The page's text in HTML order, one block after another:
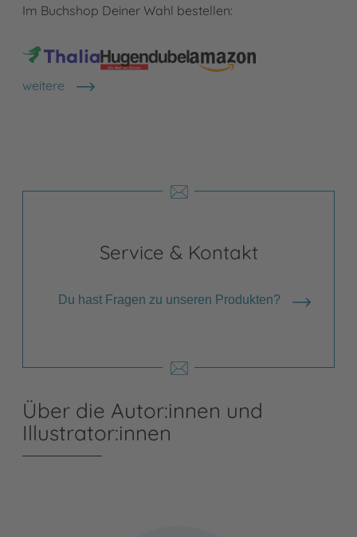
Im Buchshop Deiner Wahl bestellen:
weitere
Shops anzeigen
Service & Kontakt
Du hast Fragen zu unseren Produkten?
Über die Autor:innen und
Illustrator:innen